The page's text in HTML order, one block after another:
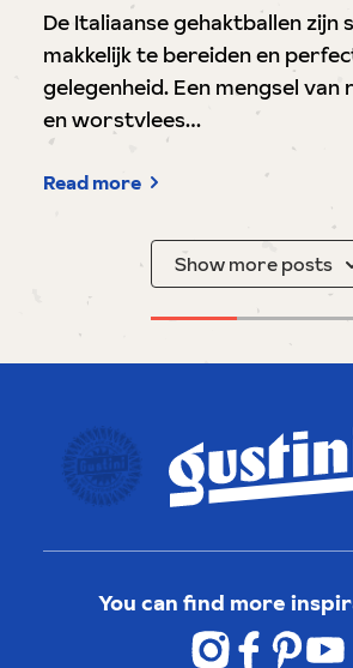
De Italiaanse gehaktballen zijn
makkelijk te bereiden en
gelegenheid. Een mengsel
en worstvlees…
Read more
Show more posts
You can find more